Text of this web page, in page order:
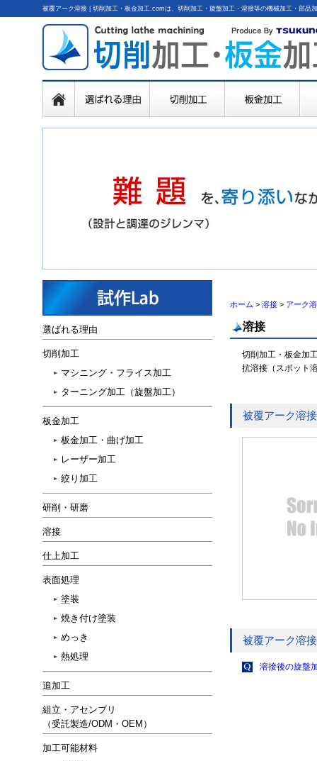
被覆アーク溶接 | 切削加工・板金加工.comは、切削加工・旋盤加工・溶接等の機械加工・部品
ホーム > 溶接 > アーク
溶接
切削加工・板金加
抗溶接（スポット
被覆アーク溶接
被覆アーク溶
溶接後の旋盤
選ばれる理由
切削加工
マシニング・フライス加工
ターニング加工（旋盤加工）
板金加工
板金加工・曲げ加工
レーザー加工
絞り加工
研削・研磨
溶接
仕上加工
表面処理
塗装
焼き付け塗装
めっき
熱処理
追加工
組立・アセンブリ
（受託製造/ODM・OEM）
加工可能材料